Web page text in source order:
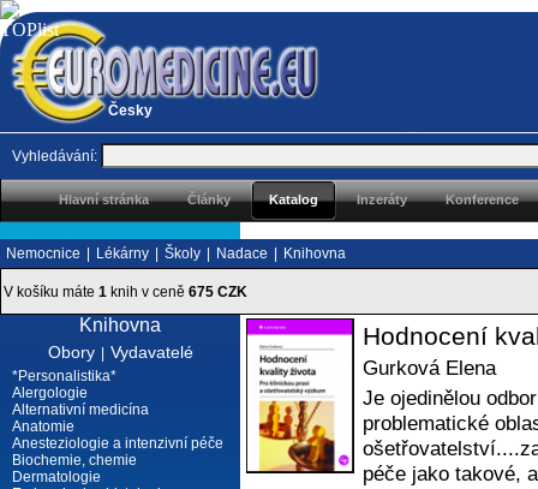
Česky
Vyhledávání:
Hlavní stránka Články Katalog Inzeráty Konference
Nemocnice Lékárny Školy Nadace Knihovna
V košíku máte1 knih v ceně675 CZK
Knihovna
Obory | Vydavatelé
*Personalistika*
Alergologie
Alternativní medicína
Anatomie
Anesteziologie a intenzivní péče
Biochemie, chemie
Dermatologie
Hodnocení
Gurková Elena
Je ojedinělou
problematické
péče jako takové,